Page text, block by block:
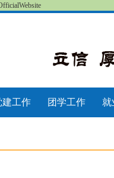
建工作 团学工作 就